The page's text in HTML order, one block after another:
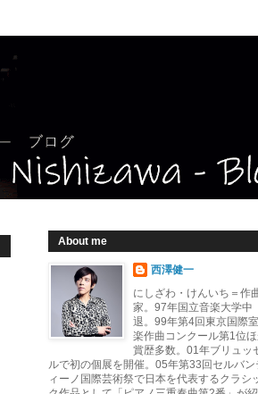
About me
西澤健一
にしざわ・けんいち＝作
家。97年国立音楽大学中
退。99年第4回東京国際
楽作曲コンクール第1位
賞歴多数。01年ブリュッ
ルで初の個展を開催。05年第33回セルバン
ィーノ国際芸術祭で日本を代表するクラシ